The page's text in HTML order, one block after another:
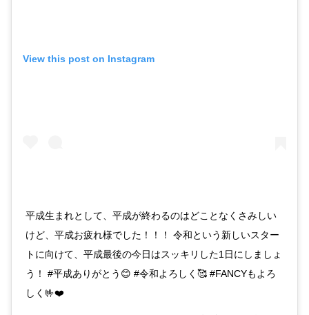
View this post on Instagram
平成生まれとして、平成が終わるのはどことなくさみしい
けど、平成お疲れ様でした！！！ 令和という新しいスター
トに向けて、平成最後の今日はスッキリした1日にしましょ
う！ #平成ありがとう😊 #令和よろしく🥰 #FANCYもよろ
しく🤟❤️